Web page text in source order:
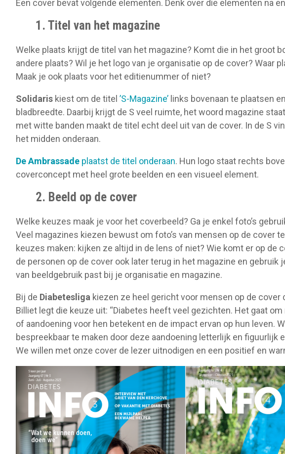
Een cover bevat volgende elementen. Denk over die elementen na
1. Titel van het magazine
Welke plaats krijgt de titel van het magazine? Komt die in het groot
andere plaats? Wil je het logo van je organisatie op de cover? Waar
Maak je ook plaats voor het editienummer of niet?
Solidaris kiest om de titel ’S-Magazine’ links bovenaan te plaatsen
bladbreedte. Daarbij krijgt de S veel ruimte, het woord magazine
met witte banden maakt de titel echt deel uit van de cover. In de S
het midden onderaan.
DeAmbrassade plaatst de titel onderaan. Hun logo staat rechts
coverconcept met heel grote beelden en een visueel element.
2. Beeld op de cover
Welke keuzes maak je voor het coverbeeld? Ga je enkel foto’s
Veel magazines kiezen bewust om foto’s van mensen op de cover
keuzes maken: kijken ze altijd in de lens of niet? Wie komt er op de
de personen op de cover ook later terug in het magazine en gebruik
van beeldgebruik past bij je organisatie en magazine.
Bij de Diabetesliga kiezen ze heel gericht voor mensen op de cover
Billiet legt die keuze uit: “Diabetes heeft veel gezichten. Het gaat
of aandoening voor hen betekent en de impact ervan op hun leven.
bespreekbaar te maken door deze aandoening letterlijk en figuurlijk
We willen met onze cover de lezer uitnodigen en een positief en